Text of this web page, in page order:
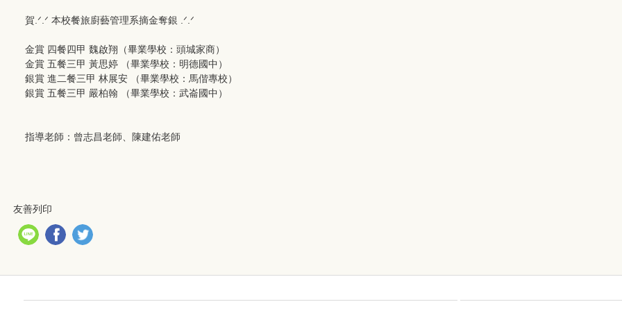
賀.ᐟ‪‪.ᐟ 本校餐旅廚藝管理系摘金奪銀 .ᐟ‪‪.ᐟ
金賞 四餐四甲 魏啟翔（畢業學校：頭城家商）
金賞 五餐三甲 黃思婷 （畢業學校：明德國中）
銀賞 進二餐三甲 林展安 （畢業學校：馬偕專校）
銀賞 五餐三甲 嚴柏翰 （畢業學校：武崙國中）
指導老師：曾志昌老師、陳建佑老師
友善列印